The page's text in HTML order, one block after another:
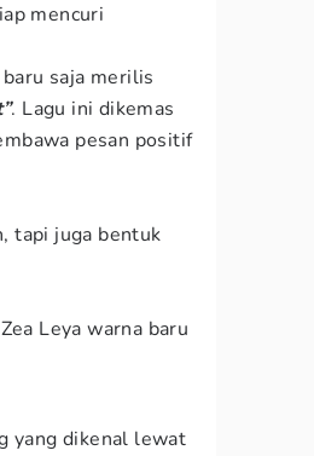
mencuri
saja merilis
. Lagu ini dikemas
pesan positif
tapi juga bentuk
Leya warna baru
yang dikenal lewat